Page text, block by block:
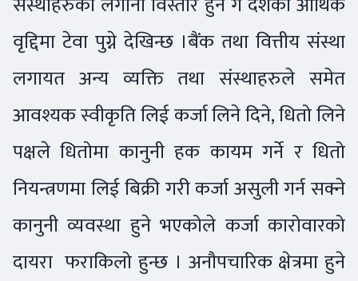
वृद्दिमा टेवा पुग्ने देखिन्छ ।बैंक तथा वित्तीय संस्था
लगायत अन्य व्यक्ति तथा संस्थाहरुले समेत
आवश्यक स्वीकृति लिई कर्जा लिने दिने, धितो लिने
पक्षले धितोमा कानुनी हक कायम गर्ने र धितो
नियन्त्रणमा लिई बिक्री गरी कर्जा असुली गर्न सक्ने
कानुनी व्यवस्था हुने भएकोले कर्जा कारोवारको
दायरा फराकिलो हुन्छ । अनौपचारिक क्षेत्रमा हुने